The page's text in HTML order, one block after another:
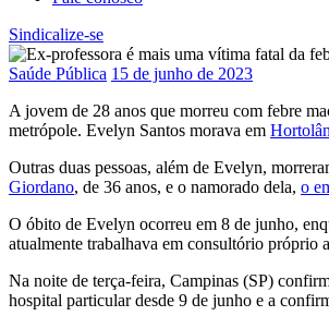
Sindicalize-se
Saúde Pública 15 de junho de 2023
A jovem de 28 anos que morreu com febre
metrópole. Evelyn Santos morava em
Outras duas pessoas, além de Evelyn,
Giordano, de 36 anos, e o namorado dela, o
O óbito de Evelyn ocorreu em 8 de junho,
atualmente trabalhava em consultório próprio
Na noite de terça-feira, Campinas (SP)
hospital particular desde 9 de junho e a